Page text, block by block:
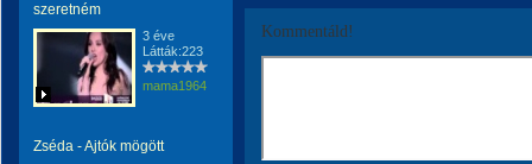
szeretném
3 éve
Látták:223
mama1964
Zséda - Ajtók mögött
Kommentáld!